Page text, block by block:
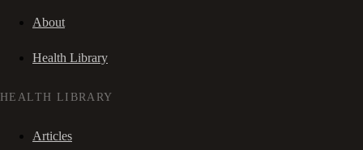
About
Health Library
HEALTH LIBRARY
Articles